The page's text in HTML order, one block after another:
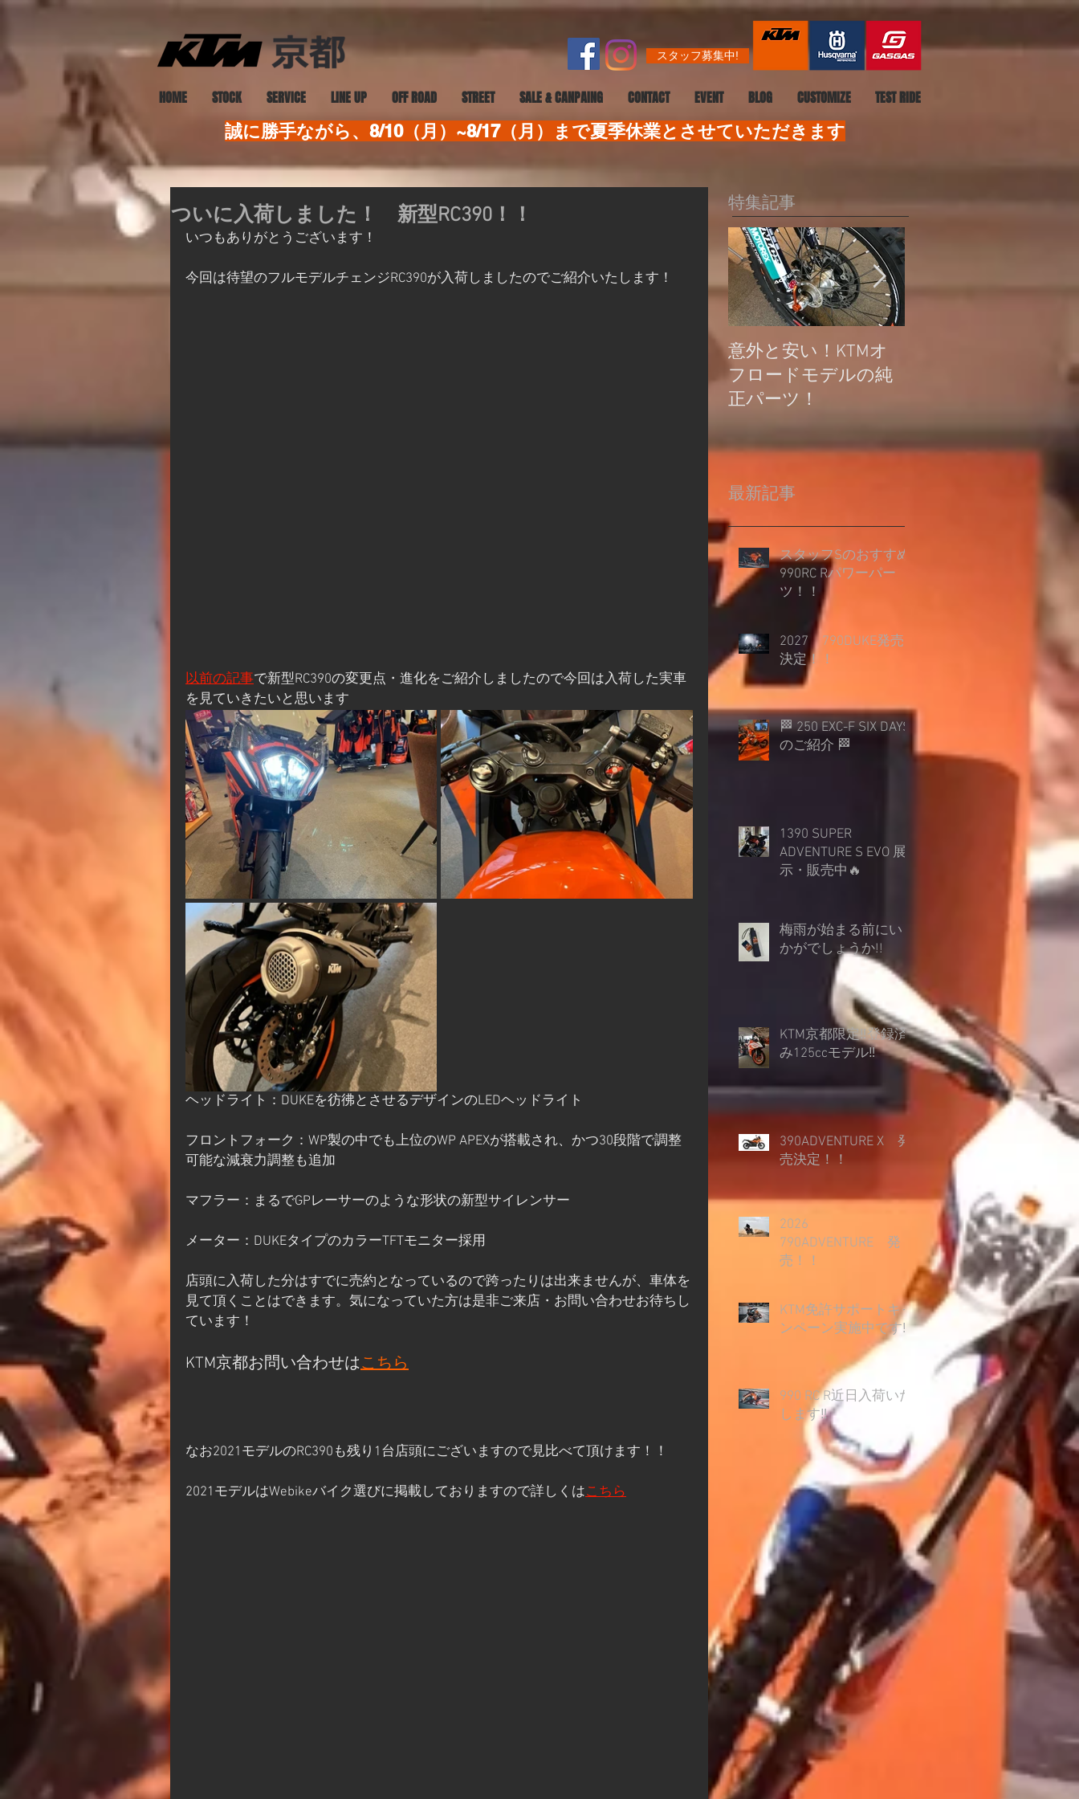
スタッフ募集中!
HOME STOCK SERVICE LINE UP OFF ROAD STREET SALE & CANPAING CONTACT EVENT BLOG CUSTOMIZE TEST RIDE
誠に勝手ながら、8/10（月）~8/17（月）まで夏季休業とさせていただきます
ついに入荷しました！ 新型RC390！！
いつもありがとうございます！
今回は待望のフルモデルチェンジRC390が入荷しましたのでご紹介いたします！
以前の記事で新型RC390の変更点・進化をご紹介しましたので今回は入荷した実車
を見ていきたいと思います
ヘッドライト：DUKEを彷彿とさせるデザインのLEDヘッドライト
フロントフォーク：WP製の中でも上位のWP APEXが搭載され、かつ30段階で調整
可能な減衰力調整も追加
マフラー：まるでGPレーサーのような形状の新型サイレンサー
メーター：DUKEタイプのカラーTFTモニター採用
店頭に入荷した分はすでに売約となっているので跨ったりは出来ませんが、車体を
見て頂くことはできます。気になっていた方は是非ご来店・お問い合わせお待ちし
ています！
KTM京都お問い合わせはこちら
なお2021モデルのRC390も残り1台店頭にございますので見比べて頂けます！！
2021モデルはWebikeバイク選びに掲載しておりますので詳しくはこちら
特集記事
意外と安い！KTMオ
フロードモデルの純
正パーツ！
最新記事
スタッフSのおすすめ
990RC Rパワーパー
ツ！！
2027 790DUKE発売
決定！！
🏁 250 EXC-F SIX DAYS
のご紹介 🏁
1390 SUPER
ADVENTURE S EVO 展
示・販売中🔥
梅雨が始まる前にい
かがでしょうか︎!!
KTM京都限定‼登録済
み125ccモデル‼
390ADVENTURE X 発
売決定！！
2026
790ADVENTURE 発
売！！
KTM免許サポートキャ
ンペーン実施中です‼
990 RC R近日入荷いた
します‼